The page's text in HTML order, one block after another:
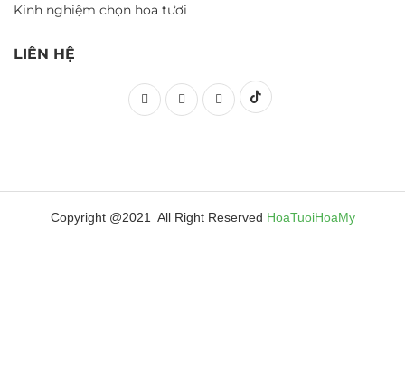
Kinh nghiệm chọn hoa tươi
LIÊN HỆ
Copyright @2021 All Right Reserved HoaTuoiHoaMy